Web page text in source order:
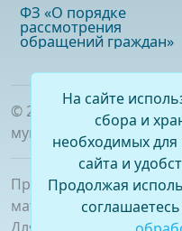
ФЗ «О порядке
рассмотрения
обращений граждан»
© 2026
. Официальный
муниципального
При полном или
материалов ссылка на
На сайте
сбора и
необходимых
сайта и
Продолжая
соглашаетесь